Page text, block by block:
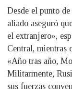
Desde el punto
aliado aseguró
el extranjero»,
Central, mientras
«Año tras año,
Militarmente,
sus fuerzas